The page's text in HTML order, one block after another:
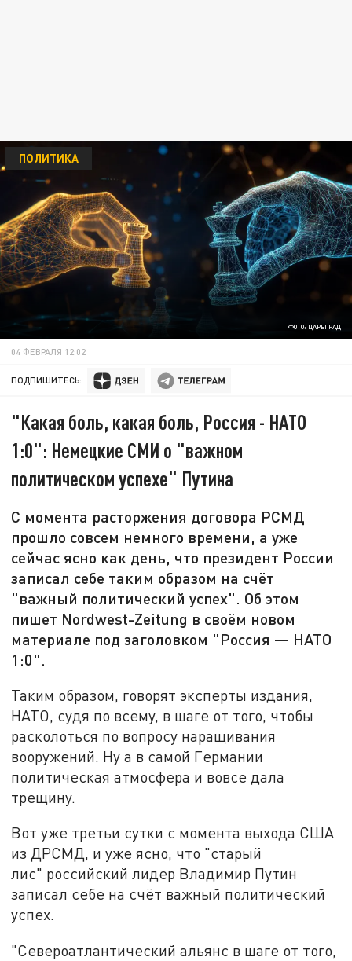
ФОТО: ЦАРЬГРАД
ПОЛИТИКА
04 ФЕВРАЛЯ 12:02
ПОДПИШИТЕСЬ:
"Какая боль, какая боль, Россия - НАТО
1:0": Немецкие СМИ о "важном
политическом успехе" Путина
С момента расторжения договора РСМД
прошло совсем немного времени, а уже
сейчас ясно как день, что президент России
записал себе таким образом на счёт
"важный политический успех". Об этом
пишет Nordwest-Zeitung в своём новом
материале под заголовком "Россия — НАТО
1:0".
Таким образом, говорят эксперты издания,
НАТО, судя по всему, в шаге от того, чтобы
расколоться по вопросу наращивания
вооружений. Ну а в самой Германии
политическая атмосфера и вовсе дала
трещину.
Вот уже третьи сутки с момента выхода США
из ДРСМД, и уже ясно, что "старый
лис" российский лидер Владимир Путин
записал себе на счёт важный политический
успех.
"Североатлантический альянс в шаге от того,